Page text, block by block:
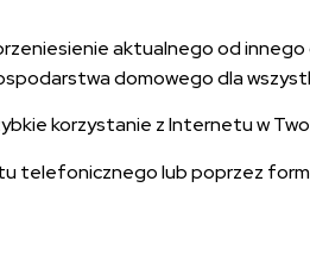
aktualnego od
domowego dla
korzystanie z Internetu w
telefonicznego lub poprzez